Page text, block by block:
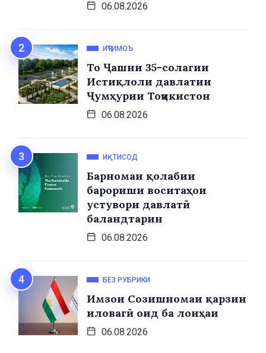
06.08.2026
ИҶТИМОЪ
То Ҷашни 35-солагии
Истиқлоли давлатии
Ҷумҳурии Тоҷикистон
06.08.2026
ИҚТИСОД
Барномаи қолабии
барориши воситаҳои
устувори давлатӣ
баландтарин
06.08.2026
БЕЗ РУБРИКИ
Имзои Созишномаи қарзии
иловагӣ оид ба лоиҳаи
06.08.2026